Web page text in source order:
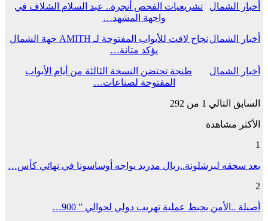
أخبار الشمال
تشريعيات الفحص أنجرة.. عبد السلام الشلاف في
واجهة المشهد…
أخبار الشمال
نجاح لافت للأبواب المفتوحة لـ AMITH جهة الشمال
يؤكد متانة…
أخبار الشمال
طنجة تحتضن النسخة الثالثة من أيام الأبواب
المفتوحة لصناعات…
السابق التالي 1 من 292
الأكثر مشاهدة
1
بعد سحقه لبرشلونة..ريال مدريد يواجه أوساسونا في نهائي كأس…
2
أصيلة ..الأمن يحبط عملية تهريب دولي لحوالي ” 900…